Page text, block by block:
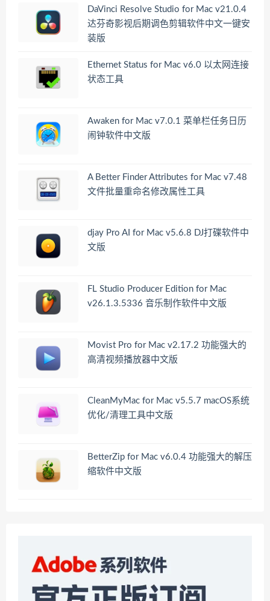
DaVinci Resolve Studio for Mac v21.0.4
达芬奇影视后期调色剪辑软件中文一键安
装版
Ethernet Status for Mac v6.0 以太网连接
状态工具
Awaken for Mac v7.0.1 菜单栏任务日历
闹钟软件中文版
A Better Finder Attributes for Mac v7.48
文件批量重命名修改属性工具
djay Pro AI for Mac v5.6.8 DJ打碟软件中
文版
FL Studio Producer Edition for Mac
v26.1.3.5336 音乐制作软件中文版
Movist Pro for Mac v2.17.2 功能强大的
高清视频播放器中文版
CleanMyMac for Mac v5.5.7 macOS系统
优化/清理工具中文版
BetterZip for Mac v6.0.4 功能强大的解压
缩软件中文版